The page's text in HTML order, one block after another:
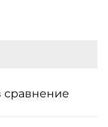
сравнение